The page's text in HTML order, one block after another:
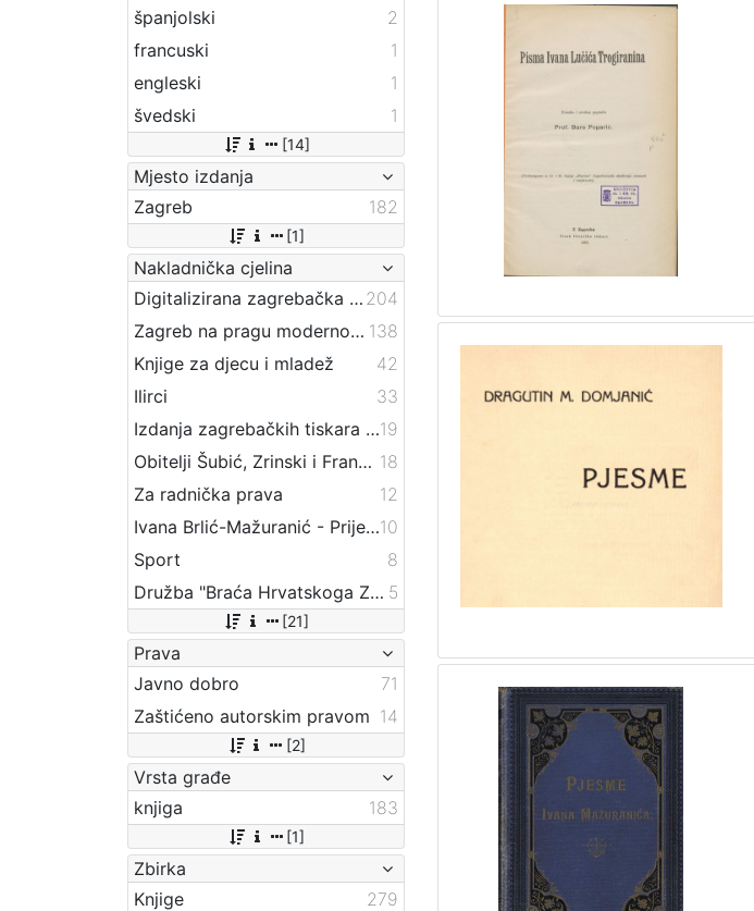
španjolski
2
francuski
1
engleski
1
švedski
1
[14]
Mjesto izdanja
Zagreb
182
[1]
Nakladnička cjelina
Digitalizirana zagrebačka baština 204
Zagreb na pragu modernog doba 138
Knjige za djecu i mladež
42
Ilirci
33
Izdanja zagrebačkih tiskara 17. i 18. stoljeća19
Obitelji Šubić, Zrinski i Frankopan 18
Za radnička prava
12
Ivana Brlić-Mažuranić - Prijevodi10
Sport
8
Družba "Braća Hrvatskoga Zmaja" 5
[21]
Prava
Javno dobro
71
Zaštićeno autorskim pravom 14
[2]
Vrsta građe
knjiga
183
[1]
Zbirka
Knjige
279